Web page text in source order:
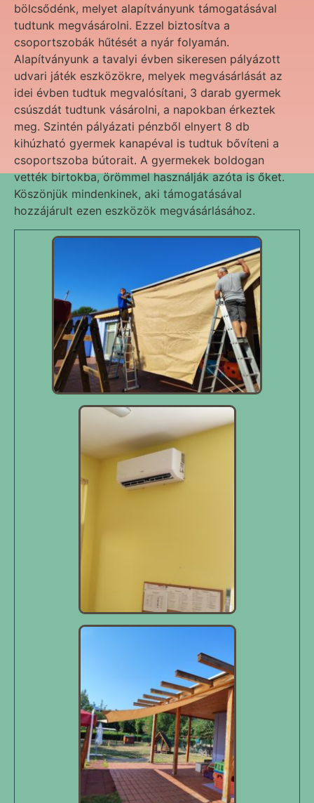
bölcsődénk, melyet alapítványunk támogatásával
tudtunk megvásárolni. Ezzel biztosítva a
csoportszobák hűtését a nyár folyamán.
Alapítványunk a tavalyi évben sikeresen pályázott
udvari játék eszközökre, melyek megvásárlását az
idei évben tudtuk megvalósítani, 3 darab gyermek
csúszdát tudtunk vásárolni, a napokban érkeztek
meg. Szintén pályázati pénzből elnyert 8 db
kihúzható gyermek kanapéval is tudtuk bővíteni a
csoportszoba bútorait. A gyermekek boldogan
vették birtokba, örömmel használják azóta is őket.
Köszönjük mindenkinek, aki támogatásával
hozzájárult ezen eszközök megvásárlásához.